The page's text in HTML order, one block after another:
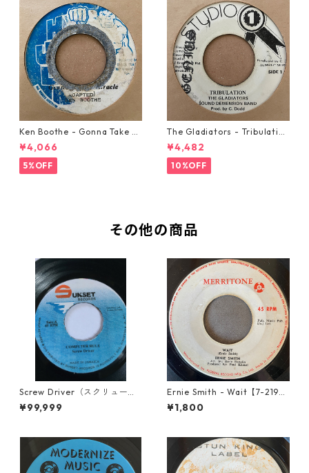
Ken Boothe - Gonna Take A
Miracle【7-21362】
¥4,066
5%OFF
The Gladiators - Tribulation
【7-21365】
¥4,482
10%OFF
その他の商品
Screw Driver（スクリュード
ライバー） - Computer Rule
【7'】
¥99,999
Ernie Smith - Wait【7-2196
0】
¥1,800